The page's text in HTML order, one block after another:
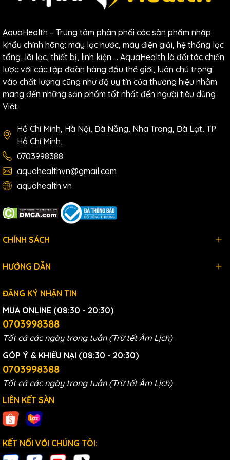
Hệ thống lõi lọc RO Vortex hiện đại
Đèn LED UV diệt khuẩn lên đến 99.99%
Công nghệ UV LED được áp dụng trong
nóng lạnh Toshiba TWP-H1660SVN(W)
vi khuẩn.
AquaHealth – Trung tâm phân phối các sản phẩm nhập
khẩu chính hãng: máy lọc nước, máy điện giải, hệ thống lọc
tổng, lõi lọc, thiết bị, linh kiện … AquaHealth là đối tác chiến
lược với các tập đoàn hàng đầu thế giới, luôn chú trọng
vào chất lượng cũng như độ uy tín của thương hiệu nhằm
mang đến những sản phẩm tốt nhất đến người tiêu dùng
Việt.
Hồ Chí Minh, Hà Nội, Đà Nẵng, Nha Trang, Đà Lạt, TP
Hồ Chí Minh,
0703998388
aquahealthvn@gmail.com
aquahealth.vn
CHÍNH SÁCH
HƯỚNG DẪN
ĐĂNG KÝ NHẬN TIN
MUA ONLINE (08:30 - 20:30)
0703998388
Tất cả các ngày trong tuần (Trừ tết Âm Lịch)
GÓP Ý & KHIẾU NẠI (08:30 - 20:30)
0703998388
Tất cả các ngày trong tuần (Trừ tết Âm Lịch)
LIÊN KẾT SÀN
KẾT NỐI VỚI CHÚNG TÔI: